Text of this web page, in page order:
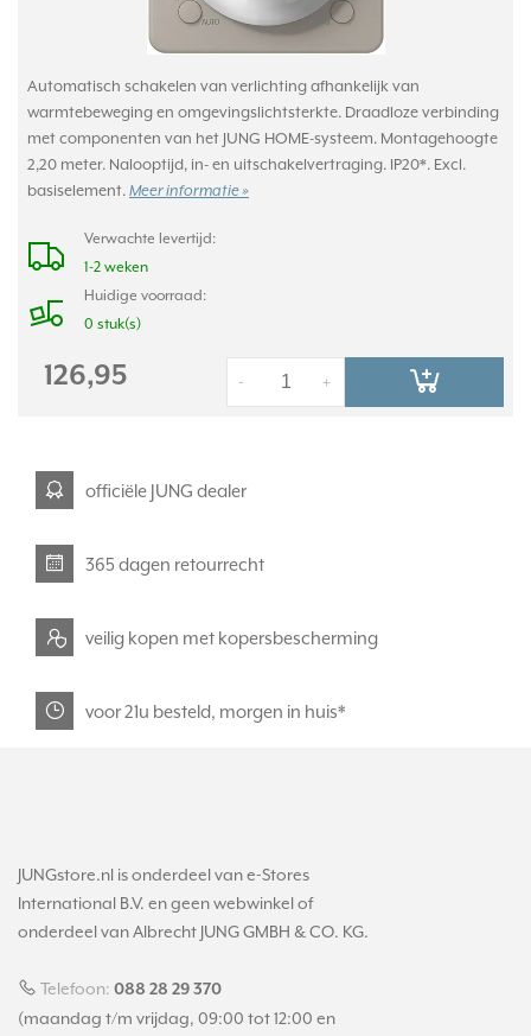
Automatisch schakelen van verlichting afhankelijk van
warmtebeweging en omgevingslichtsterkte. Draadloze verbinding
met componenten van het JUNG HOME-systeem. Montagehoogte
2,20 meter. Nalooptijd, in- en uitschakelvertraging. IP20*. Excl.
basiselement. Meer informatie »
Verwachte levertijd:
1-2 weken
Huidige voorraad:
0 stuk(s)
126,95 +
-
officiële JUNG dealer
365 dagen retourrecht
veilig kopen met kopersbescherming
voor 21u besteld, morgen in huis*
JUNGstore.nl is onderdeel van e-Stores
International B.V. en geen webwinkel of
onderdeel van Albrecht JUNG GMBH & CO. KG.
Telefoon: 088 28 29 370
(maandag t/m vrijdag, 09:00 tot 12:00 en